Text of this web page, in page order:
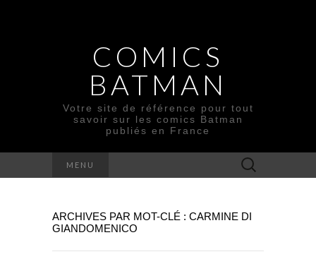
COMICS
BATMAN
Votre site de référence pour tout
savoir sur les comics Batman
publiés en France
MENU Rechercher :
ARCHIVES PAR MOT-CLÉ : CARMINE DI
GIANDOMENICO